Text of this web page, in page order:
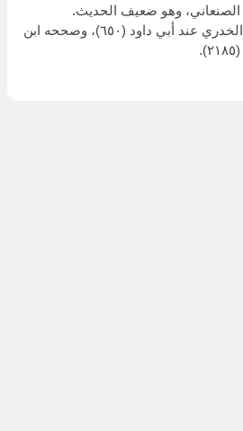
وهو ضعيف الحديث.
وفي الباب عن أبي سعيد الخدري عند أبي داود (٦٥٠)، وصححه ابن